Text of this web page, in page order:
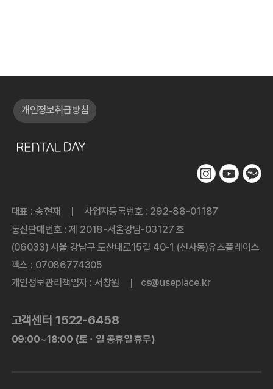
개인정보취급방침
대표 : 송현재
사업자등록번호 : 292-88-01187
통신판매번호 : 제 2018-서울강남-03127 호
(06033) 서울 강남구 도산대로15길 40-1 (신사동)유즈플레이스
팩스 : 07086774305
개인정보관리책임자 : 서창원
cs@useplace.kr
고객센터 1522-6458
09:00~18:00 (토ㆍ일 공휴일 휴무)